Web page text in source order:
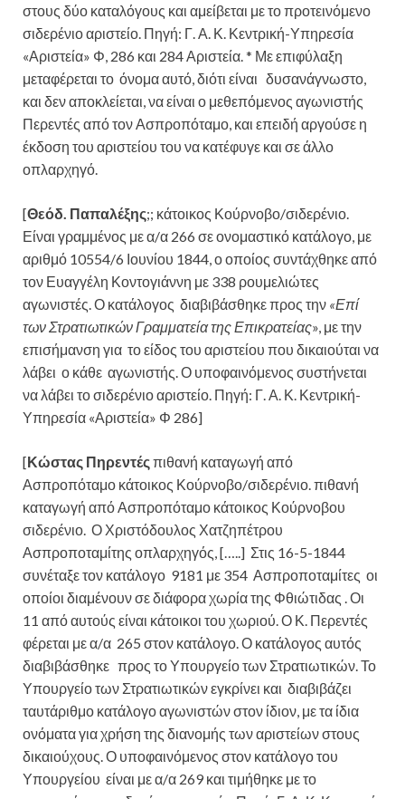
στους δύο καταλόγους και αμείβεται με το προτεινόμενο
σιδερένιο αριστείο. Πηγή: Γ. Α. Κ. Κεντρική-Υπηρεσία
«Αριστεία» Φ, 286 και 284 Αριστεία. * Με επιφύλαξη
μεταφέρεται το όνομα αυτό, διότι είναι δυσανάγνωστο,
και δεν αποκλείεται, να είναι ο μεθεπόμενος αγωνιστής
Περεντές από τον Ασπροπόταμο, και επειδή αργούσε η
έκδοση του αριστείου του να κατέφυγε και σε άλλο
οπλαρχηγό.
[Θεόδ. Παπαλέξης;; κάτοικος Κούρνοβο/σιδερένιο.
Είναι γραμμένος με α/α 266 σε ονομαστικό κατάλογο, με
αριθμό 10554/6 Ιουνίου 1844, ο οποίος συντάχθηκε από
τον Ευαγγέλη Κοντογιάννη με 338 ρουμελιώτες
αγωνιστές. Ο κατάλογος διαβιβάσθηκε προς την «Επί
των Στρατιωτικών Γραμματεία της Επικρατείας», με την
επισήμανση για το είδος του αριστείου που δικαιούται να
λάβει ο κάθε αγωνιστής. Ο υποφαινόμενος συστήνεται
να λάβει το σιδερένιο αριστείο. Πηγή: Γ. Α. Κ. Κεντρική-
Υπηρεσία «Αριστεία» Φ 286]
[Κώστας Πηρεντέςπιθανή καταγωγή από
Ασπροπόταμο κάτοικος Κούρνοβο/σιδερένιο. πιθανή
καταγωγή από Ασπροπόταμο κάτοικος Κούρνοβου
σιδερένιο. Ο Χριστόδουλος Χατζηπέτρου
Ασπροποταμίτης οπλαρχηγός, […..] Στις 16-5-1844
συνέταξε τον κατάλογο 9181 με 354 Ασπροποταμίτες οι
οποίοι διαμένουν σε διάφορα χωρία της Φθιώτιδας . Οι
11 από αυτούς είναι κάτοικοι του χωριού. Ο Κ. Περεντές
φέρεται με α/α 265 στον κατάλογο. Ο κατάλογος αυτός
διαβιβάσθηκε προς το Υπουργείο των Στρατιωτικών. Το
Υπουργείο των Στρατιωτικών εγκρίνει και διαβιβάζει
ταυτάριθμο κατάλογο αγωνιστών στον ίδιον, με τα ίδια
ονόματα για χρήση της διανομής των αριστείων στους
δικαιούχους. Ο υποφαινόμενος στον κατάλογο του
Υπουργείου είναι με α/α 269 και τιμήθηκε με το